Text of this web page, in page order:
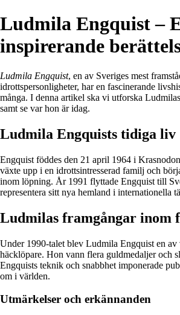
Ludmila Engquist –
inspirerande
Ludmila Engquist, en av Sveriges mest
idrottspersonligheter, har en fascinerande
många. I denna artikel ska vi utforska
samt se var hon är idag.
Ludmila Engquists tidiga liv
Engquist föddes den 21 april 1964 i
växte upp i en idrottsintresserad familj och
inom löpning. År 1991 flyttade Engquist till
representera sitt nya hemland i internationella
Ludmilas framgångar
Under 1990-talet blev Ludmila Engquist en av
häcklöpare. Hon vann flera guldmedaljer och
Engquists teknik och snabbhet imponerade
om i världen.
Utmärkelser och erkännanden